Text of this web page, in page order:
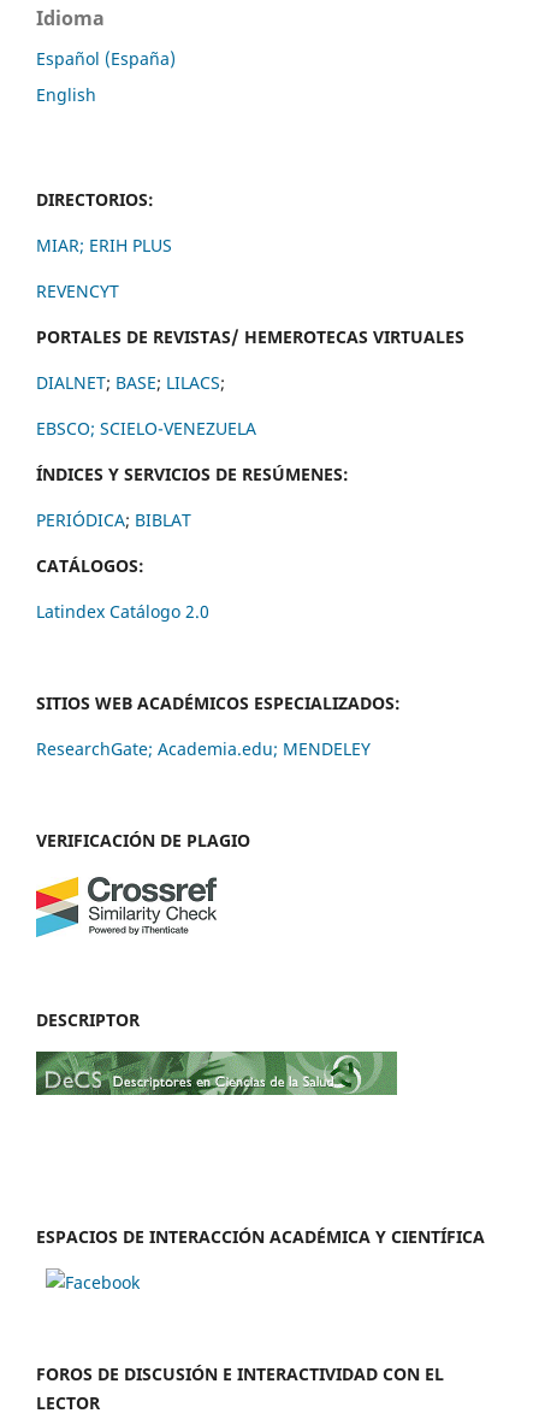
Idioma
Español (España)
English
DIRECTORIOS:
MIAR; ERIH PLUS
REVENCYT
PORTALES DE REVISTAS/ HEMEROTECAS VIRTUALES
DIALNET; BASE; LILACS;
EBSCO; SCIELO-VENEZUELA
ÍNDICES Y SERVICIOS DE RESÚMENES:
PERIÓDICA; BIBLAT
CATÁLOGOS:
Latindex Catálogo 2.0
SITIOS WEB ACADÉMICOS ESPECIALIZADOS:
ResearchGate; Academia.edu; MENDELEY
VERIFICACIÓN DE PLAGIO
DESCRIPTOR
ESPACIOS DE INTERACCIÓN ACADÉMICA Y CIENTÍFICA
FOROS DE DISCUSIÓN E INTERACTIVIDAD CON EL
LECTOR